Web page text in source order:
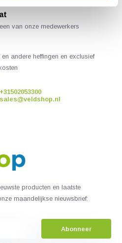
van onze medewerkers
andere heffingen en exclusief
+31502053300
sales@veldshop.nl
producten en laatste
maandelijkse nieuwsbrief:
Abonneer